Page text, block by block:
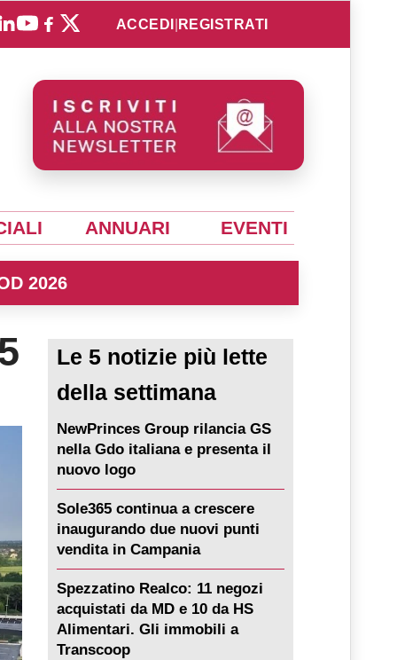
ACCEDI REGISTRATI
ANNUARI EVENTI
2026
Le 5 notizie più lette
della settimana
NewPrinces Group rilancia GS
nella Gdo italiana e presenta il
nuovo logo
Sole365 continua a crescere
inaugurando due nuovi punti
vendita in Campania
Spezzatino Realco: 11 negozi
acquistati da MD e 10 da HS
Alimentari. Gli immobili a
Transcoop